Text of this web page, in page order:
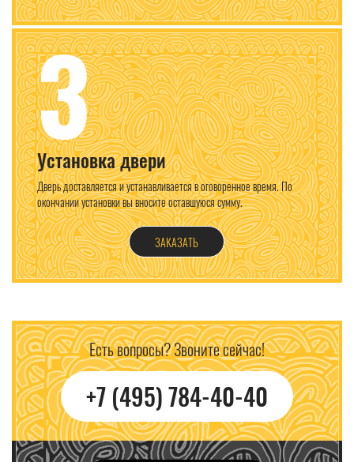
3
Установка двери
Дверь доставляется и устанавливается в оговоренное время. По
окончании установки вы вносите оставшуюся сумму.
ЗАКАЗАТЬ
Есть вопросы? Звоните сейчас!
+7 (495) 784-40-40